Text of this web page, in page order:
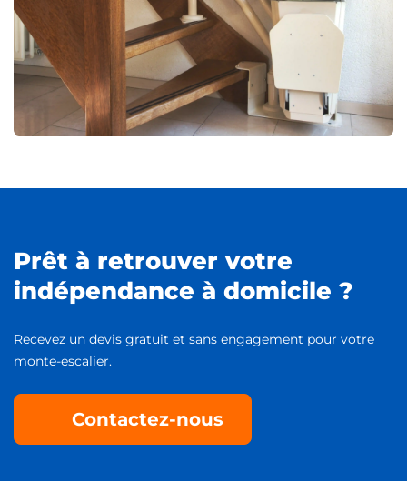
Prêt à retrouver votre
indépendance à domicile ?
Recevez un devis gratuit et sans engagement pour votre
monte-escalier.
Contactez-nous